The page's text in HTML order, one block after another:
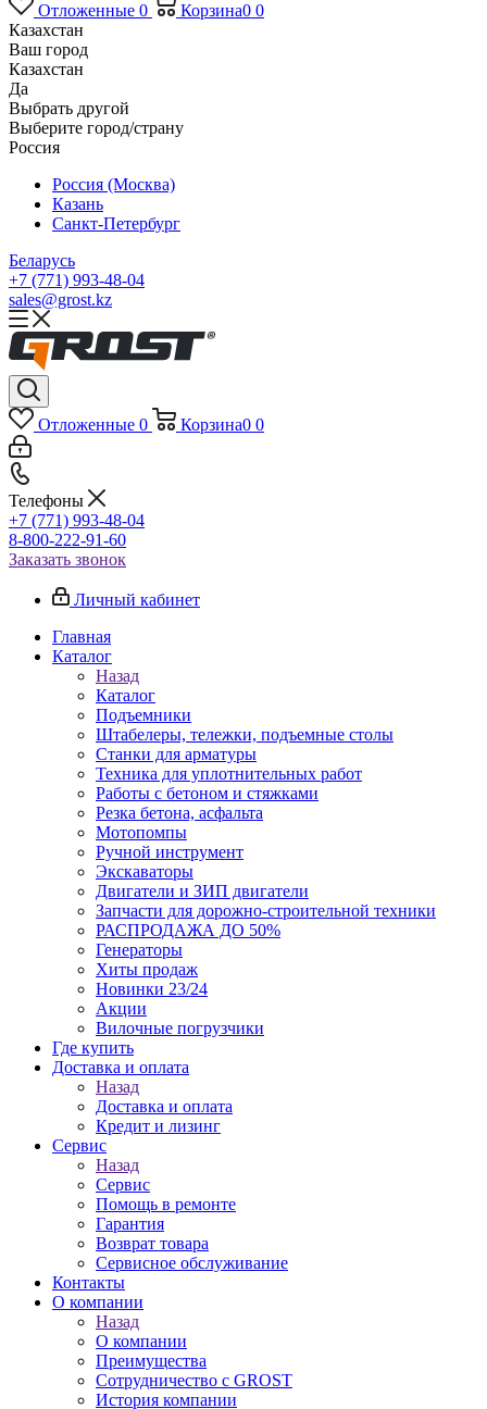
Отложенные 0 Корзина0 0
Казахстан
Ваш город
Казахстан
Да
Выбрать другой
Выберите город/страну
Россия
Россия (Москва)
Казань
Санкт-Петербург
Беларусь
+7 (771) 993-48-04
sales@grost.kz
Отложенные 0 Корзина0 0
Телефоны
+7 (771) 993-48-04
8-800-222-91-60
Заказать звонок
Личный кабинет
Главная
Каталог
Назад
Каталог
Подъемники
Штабелеры, тележки, подъемные столы
Станки для арматуры
Техника для уплотнительных работ
Работы с бетоном и стяжками
Резка бетона, асфальта
Мотопомпы
Ручной инструмент
Экскаваторы
Двигатели и ЗИП двигатели
Запчасти для дорожно-строительной техники
РАСПРОДАЖА ДО 50%
Генераторы
Хиты продаж
Новинки 23/24
Акции
Вилочные погрузчики
Где купить
Доставка и оплата
Назад
Доставка и оплата
Кредит и лизинг
Сервис
Назад
Сервис
Помощь в ремонте
Гарантия
Возврат товара
Сервисное обслуживание
Контакты
О компании
Назад
О компании
Преимущества
Сотрудничество с GROST
История компании